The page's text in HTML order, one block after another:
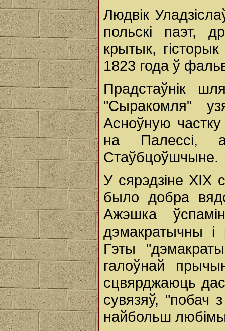
Людвік
польскі паэт,
крытык,
1823 года ў
Прадстаўнік
"Сыракомля"
Асноўную
на Палессі,
Стаўбцоўшчыне.
У сярэдзіне ХIХ
было добра
Ажэшка
дэмакратычны
Гэты
галоўнай
сцвярджаюць
сувязяў,
найбольш